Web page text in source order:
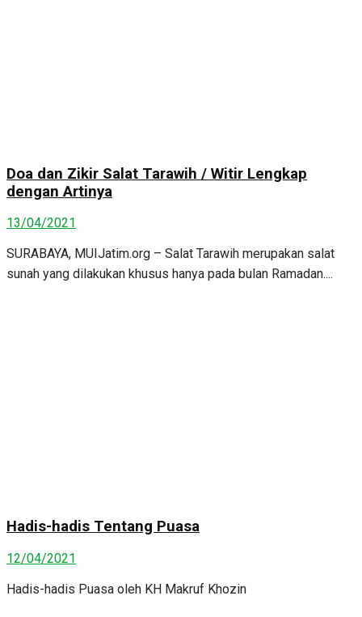
Doa dan Zikir Salat Tarawih / Witir Lengkap
dengan Artinya
13/04/2021
SURABAYA, MUIJatim.org – Salat Tarawih merupakan salat
sunah yang dilakukan khusus hanya pada bulan Ramadan....
Hadis-hadis Tentang Puasa
12/04/2021
Hadis-hadis Puasa oleh KH Makruf Khozin